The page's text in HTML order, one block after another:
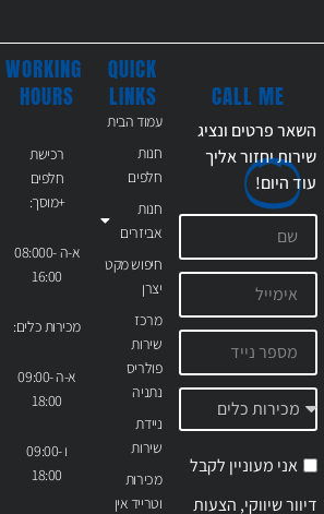
QUICK
LINKS
עמוד הבית
חנות
חלפים
חנות
אביזרים
חיפוש מקט
יצרן
מרכז
שירות
פולריס
נתניה
ניידת
שירות
מכירות
וטרייד אין
WORKING
HOURS
רכישת
חלפים
+מוסך:
א-ה 08:000-
16:00
מכירות כלים:
א-ה 09:00-
18:00
ו 09:00-
18:00
CALL ME
השאר פרטים ונציג
שירות יחזור אליך
עודהיום!
אני מעוניין לקבל
דיוור שיווקי, הצעות